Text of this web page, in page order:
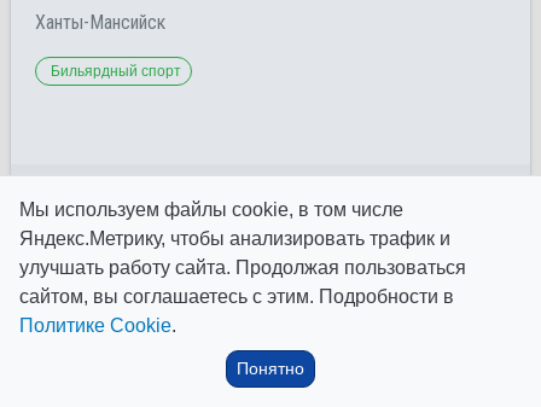
Ханты-Мансийск
Бильярдный спорт
27 августа 2022
Командный чемпионат автономного округа побильярдному
спортусреди мужчин и женщин (отбор на командный
Мы используем файлы cookie, в том числе
Яндекс.Метрику, чтобы анализировать трафик и
улучшать работу сайта. Продолжая пользоваться
сайтом, вы соглашаетесь с этим. Подробности в
Политике Cookie.
Понятно